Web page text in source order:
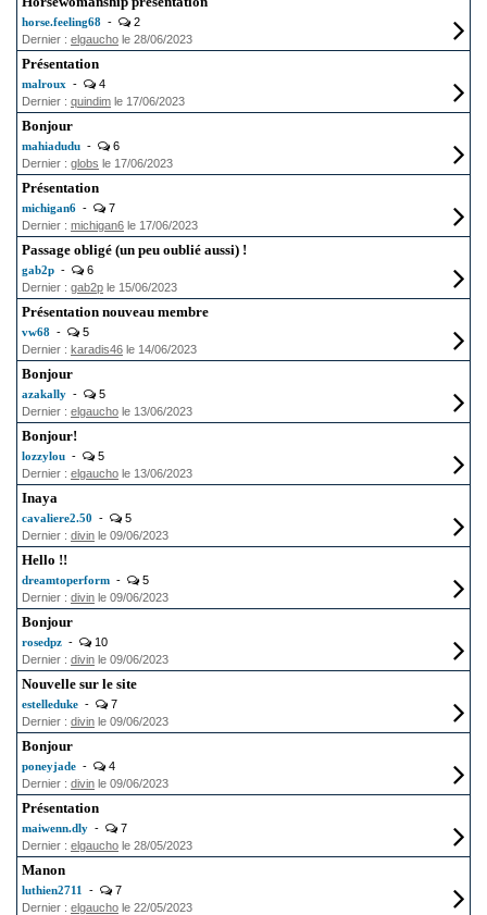
horse.feeling68 -
2
Dernier : elgaucho le 28/06/2023
Présentation
malroux -
4
Dernier : quindim le 17/06/2023
Bonjour
mahiadudu -
6
Dernier : globs le 17/06/2023
Présentation
michigan6 -
7
Dernier : michigan6 le 17/06/2023
Passage obligé (un peu oublié aussi) !
gab2p -
6
Dernier : gab2p le 15/06/2023
Présentation nouveau membre
vw68 -
5
Dernier : karadis46 le 14/06/2023
Bonjour
azakally -
5
Dernier : elgaucho le 13/06/2023
Bonjour!
lozzylou -
5
Dernier : elgaucho le 13/06/2023
Inaya
cavaliere2.50 -
5
Dernier : divin le 09/06/2023
Hello !!
dreamtoperform -
5
Dernier : divin le 09/06/2023
Bonjour
rosedpz -
10
Dernier : divin le 09/06/2023
Nouvelle sur le site
estelleduke -
7
Dernier : divin le 09/06/2023
Bonjour
poneyjade -
4
Dernier : divin le 09/06/2023
Présentation
maiwenn.dly -
7
Dernier : elgaucho le 28/05/2023
Manon
luthien2711 -
7
Dernier : elgaucho le 22/05/2023